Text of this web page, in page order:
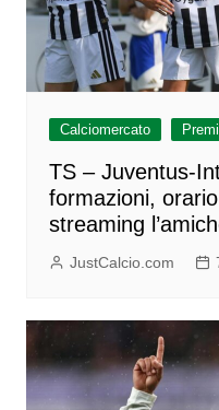
Calciomercato
TS – Juventus-
formazioni,
streaming
JustCalcio.com